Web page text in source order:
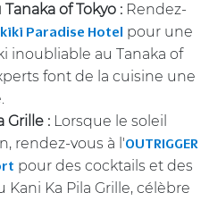
of Tokyo : Rendez-
Paradise Hotel pour une
inoubliable au Tanaka of
font de la cuisine une
Grille : Lorsque le soleil
rendez-vous à l'OUTRIGGER
pour des cocktails et des
Ka Pila Grille, célèbre